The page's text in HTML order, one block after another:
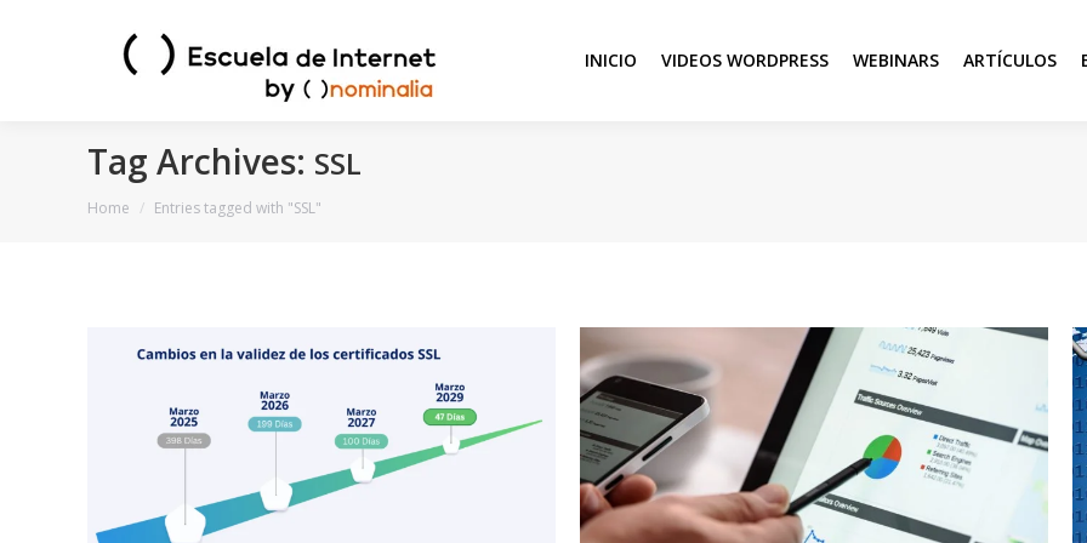
INICIO VIDEOS WORDPRESS WEBINARS ARTÍCULOS
Tag Archives: SSL
You are here:
Home Entries tagged with "SSL"